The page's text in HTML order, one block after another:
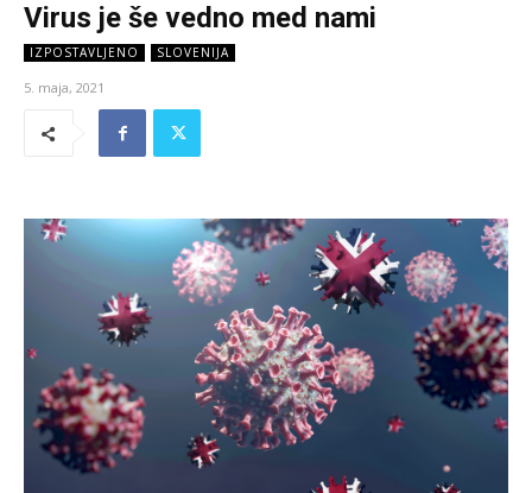
Virus je še vedno med nami
IZPOSTAVLJENO SLOVENIJA
5. maja, 2021